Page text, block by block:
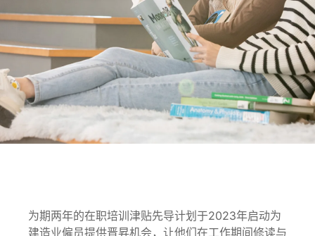
为期两年的在职培训津贴先导计划于2023年启动为
建造业僱员提供晋昇机会，让他们在工作期间修读与